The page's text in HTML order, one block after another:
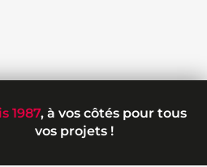
1987, à vos côtés pour tous
vos projets !